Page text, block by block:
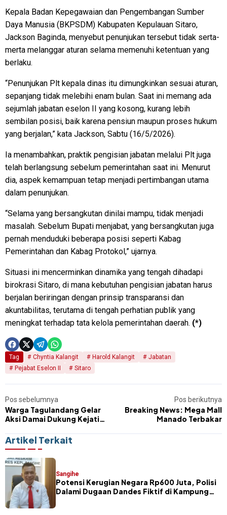
Kepala Badan Kepegawaian dan Pengembangan Sumber
Daya Manusia (BKPSDM) Kabupaten Kepulauan Sitaro,
Jackson Baginda, menyebut penunjukan tersebut tidak serta-
merta melanggar aturan selama memenuhi ketentuan yang
berlaku.
“Penunjukan Plt kepala dinas itu dimungkinkan sesuai aturan,
sepanjang tidak melebihi enam bulan. Saat ini memang ada
sejumlah jabatan eselon II yang kosong, kurang lebih
sembilan posisi, baik karena pensiun maupun proses hukum
yang berjalan,” kata Jackson, Sabtu (16/5/2026).
Ia menambahkan, praktik pengisian jabatan melalui Plt juga
telah berlangsung sebelum pemerintahan saat ini. Menurut
dia, aspek kemampuan tetap menjadi pertimbangan utama
dalam penunjukan.
“Selama yang bersangkutan dinilai mampu, tidak menjadi
masalah. Sebelum Bupati menjabat, yang bersangkutan juga
pernah menduduki beberapa posisi seperti Kabag
Pemerintahan dan Kabag Protokol,” ujarnya.
Situasi ini mencerminkan dinamika yang tengah dihadapi
birokrasi Sitaro, di mana kebutuhan pengisian jabatan harus
berjalan beriringan dengan prinsip transparansi dan
akuntabilitas, terutama di tengah perhatian publik yang
meningkat terhadap tata kelola pemerintahan daerah. (*)
Tag Chyntia Kalangit Harold Kalangit
Jabatan
Pejabat Eselon II
Sitaro
Pos sebelumnya
Warga Tagulandang Gelar
Aksi Damai Dukung Kejati
Bencana Gunung Ruang
Pos berikutnya
Breaking News: Mega Mall
Manado Terbakar
Artikel Terkait
Sangihe
Potensi Kerugian Negara Rp600 Juta, Polisi
Dalami Dugaan Dandes Fiktif di Kampung